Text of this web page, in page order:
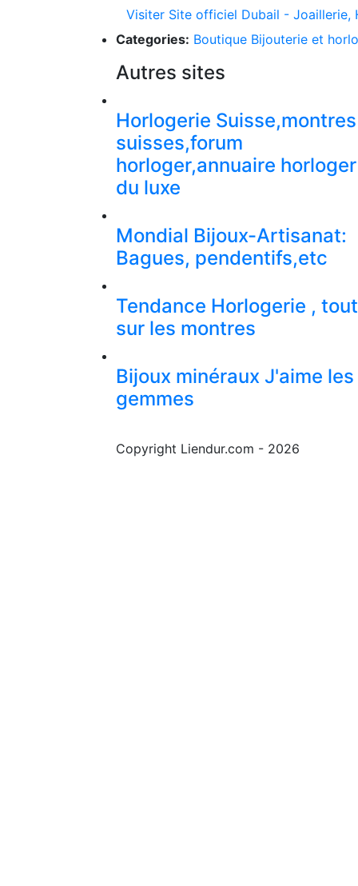
Visiter Site officiel Dubail - Joaillerie,
Categories: Boutique Bijouterie et
Autres sites
Horlogerie Suisse,montres
suisses,forum
horloger,annuaire
du luxe
Mondial Bijoux-Artisanat:
Bagues, pendentifs,etc
Tendance Horlogerie , tout
sur les montres
Bijoux minéraux J'aime les
gemmes
Copyright Liendur.com - 2026